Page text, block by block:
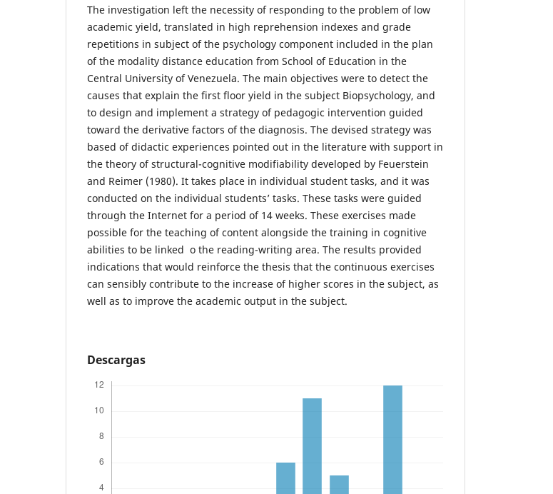
The investigation left the necessity of responding to the problem of low
academic yield, translated in high reprehension indexes and grade
repetitions in subject of the psychology component included in the plan
of the modality distance education from School of Education in the
Central University of Venezuela. The main objectives were to detect the
causes that explain the first floor yield in the subject Biopsychology, and
to design and implement a strategy of pedagogic intervention guided
toward the derivative factors of the diagnosis. The devised strategy was
based of didactic experiences pointed out in the literature with support in
the theory of structural-cognitive modifiability developed by Feuerstein
and Reimer (1980). It takes place in individual student tasks, and it was
conducted on the individual students’ tasks. These tasks were guided
through the Internet for a period of 14 weeks. These exercises made
possible for the teaching of content alongside the training in cognitive
abilities to be linked o the reading-writing area. The results provided
indications that would reinforce the thesis that the continuous exercises
can sensibly contribute to the increase of higher scores in the subject, as
well as to improve the academic output in the subject.
Descargas